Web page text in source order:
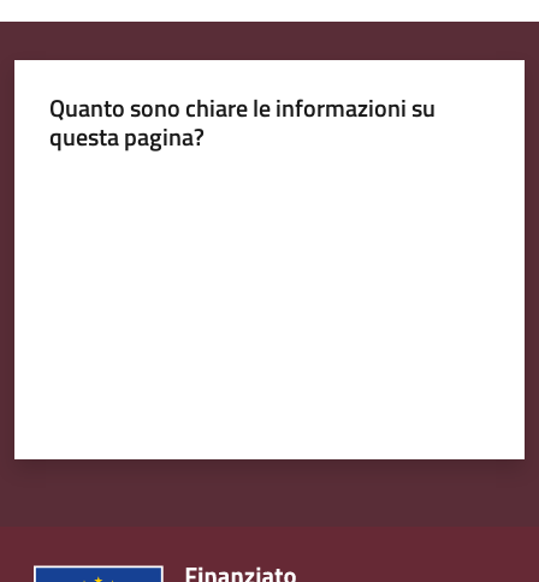
Quanto sono chiare le informazioni su
questa pagina?